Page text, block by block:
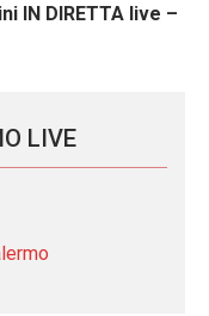
IN DIRETTA live –
LIVE